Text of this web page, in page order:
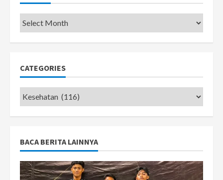
Pemkot
CATEGORIES
Categories
BACA BERITA LAINNYA